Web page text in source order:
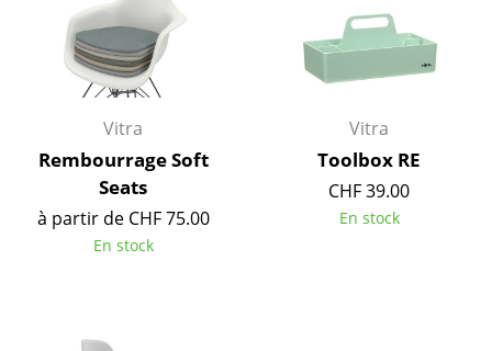
Cuisine & Salle à manger
Chambre à coucher
Chambre enfant
Bureau
Salle de Bain
Jardin & Balcon
Vitra
Rembourrage Soft
Seats
à partir de CHF 75.00
En stock
Vitra
Toolbox RE
CHF 39.00
En stock